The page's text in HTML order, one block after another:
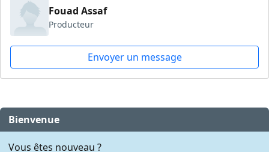
Fouad Assaf
Producteur
Envoyer un message
Bienvenue
Vous êtes nouveau ?